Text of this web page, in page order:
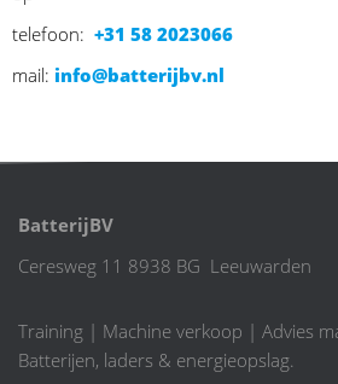
telefoon: +31 58 2023066
mail: info@batterijbv.nl
BatterijBV
Ceresweg 11 8938 BG Leeuwarden
Training | Machine verkoop | Advies
Batterijen, laders & energieopslag.